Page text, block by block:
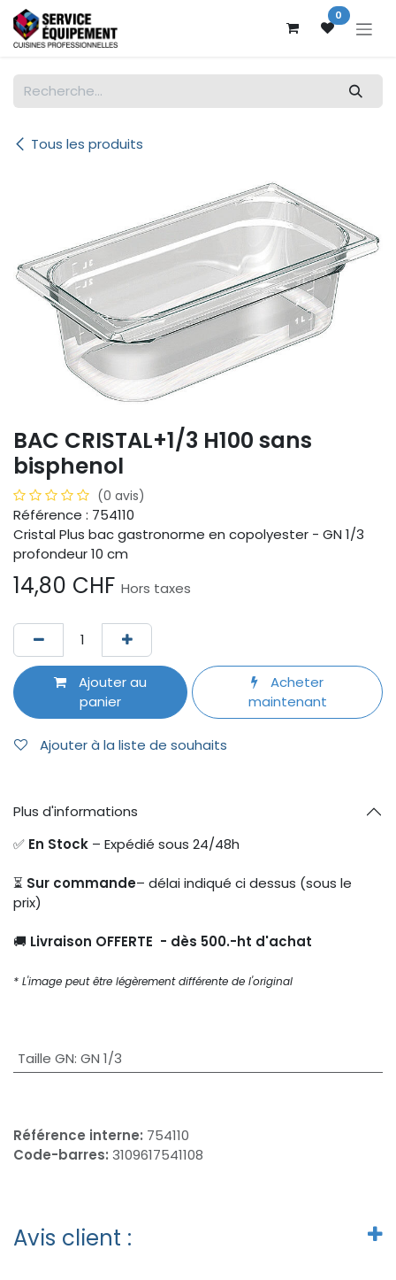
Se rendre au contenu 0
Tous les produits
BAC CRISTAL+1/3 H100 sans
bisphenol
(0 avis)
Référence : 754110
Cristal Plus bac gastronorme en copolyester - GN 1/3
profondeur 10 cm
14,80 CHF Hors taxes
Ajouter au
panier
Acheter
maintenant
Ajouter à la liste de souhaits
Plus d'informations
✅ En Stock – Expédié sous 24/48h
⏳ Sur commande– délai indiqué ci dessus (sous le
prix)
🚚 Livraison OFFERTE - dès 500.-ht d'achat
* L'image peut être légèrement différente de l'original
Taille GN: GN 1/3
Référence interne: 754110
Code-barres: 3109617541108
Avis client :